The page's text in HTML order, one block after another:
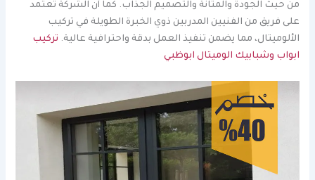
من حيث الجودة والمتانة والتصميم الجذاب. كما أن الشركة تعتمد
على فريق من الفنيين المدربين ذوي الخبرة الطويلة في تركيب
الألوميتال، مما يضمن تنفيذ العمل بدقة واحترافية عالية. تركيب
ابواب وشبابيك الوميتال ابوظبي